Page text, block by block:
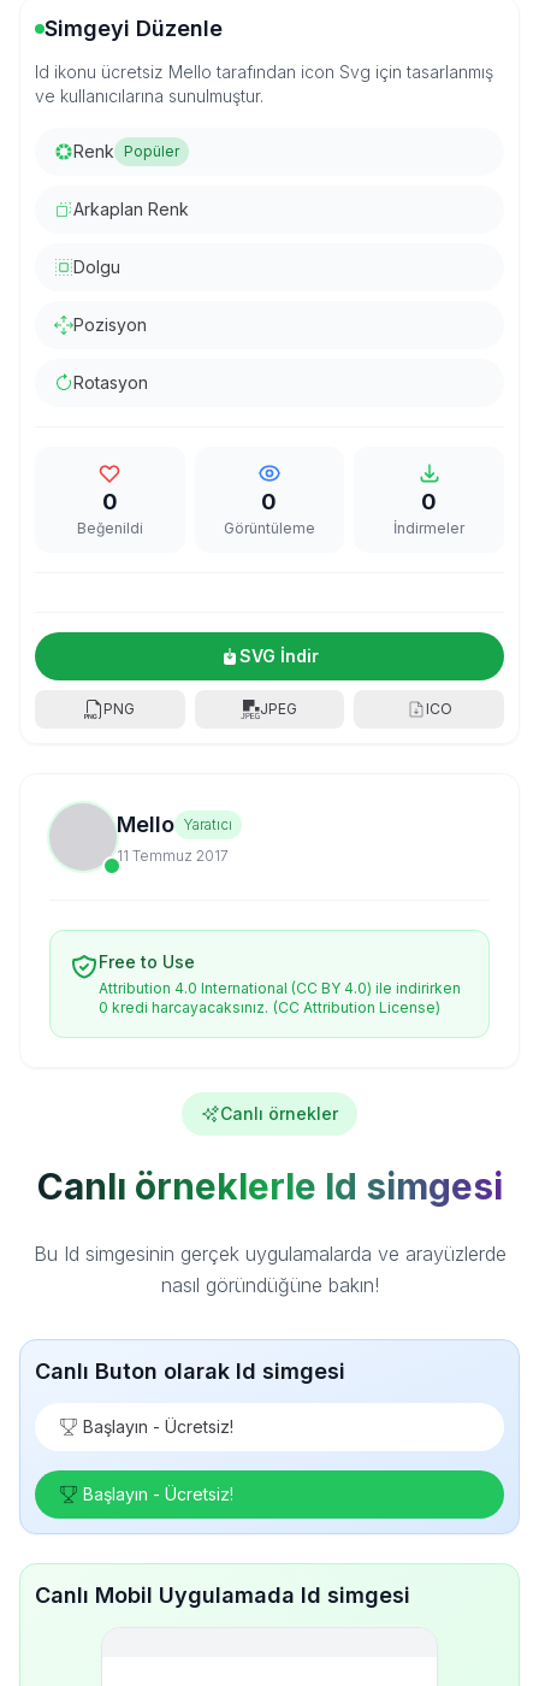
Simgeyi Düzenle
Id ikonu ücretsiz Mello tarafından icon Svg için tasarlanmış
ve kullanıcılarına sunulmuştur.
Renk Popüler
Arkaplan Renk
Dolgu
Pozisyon
Rotasyon
0
Beğenildi
0
Görüntüleme
0
İndirmeler
SVG İndir
PNG JPEG ICO
Mello Yaratıcı
11 Temmuz 2017
Free to Use
Attribution 4.0 International (CC BY 4.0) ile indirirken
0 kredi harcayacaksınız. (CC Attribution License)
Canlı örnekler
Canlı örneklerle Id simgesi
Bu Id simgesinin gerçek uygulamalarda ve arayüzlerde
nasıl göründüğüne bakın!
Canlı Buton olarak Id simgesi
Başlayın - Ücretsiz!
Başlayın - Ücretsiz!
Canlı Mobil Uygulamada Id simgesi